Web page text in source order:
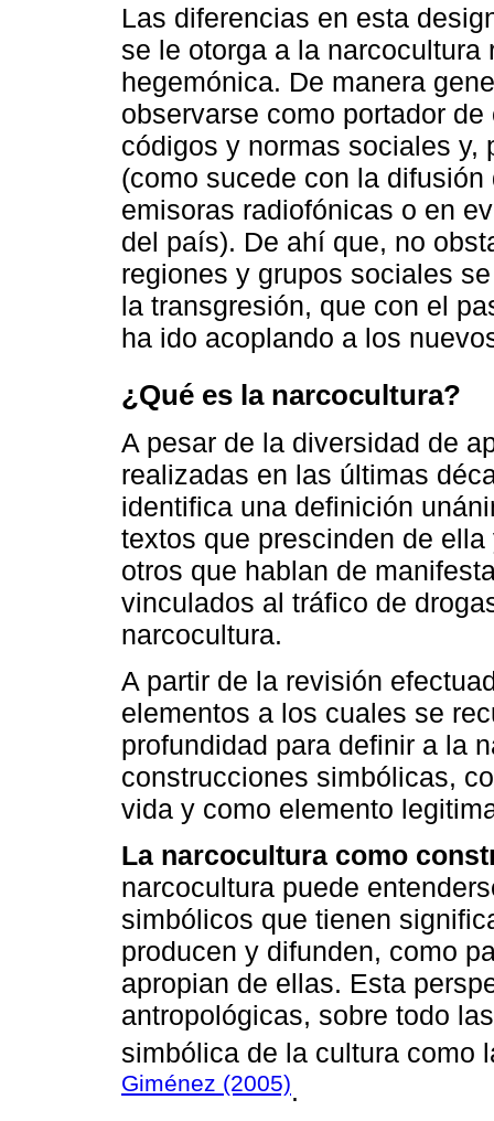
Las diferencias en esta
se le otorga a la
hegemónica. De manera
observarse como portador
códigos y normas sociales y,
(como sucede con la
emisoras radiofónicas o en
del país). De ahí que, no
regiones y grupos sociales
la transgresión, que con el
ha ido acoplando a los
¿Qué es la narcocultura?
A pesar de la diversidad de
realizadas en las últimas
identifica una definición
textos que prescinden de
otros que hablan de
vinculados al tráfico de
narcocultura.
A partir de la revisión
elementos a los cuales se
profundidad para definir a la
construcciones simbólicas,
vida y como elemento
La narcocultura como
narcocultura puede
simbólicos que tienen
producen y difunden, como
apropian de ellas. Esta
antropológicas, sobre todo
simbólica de la cultura como
Giménez (2005).